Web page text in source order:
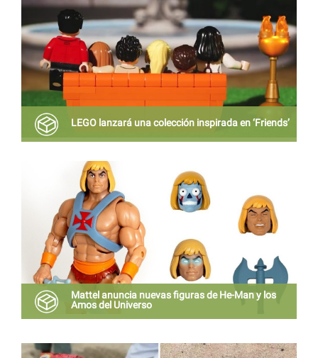
LEGO lanzará una colección inspirada en ‘Friends’
versiones LEGO.
Mattel anuncia nuevas figuras de He-Man y los
Amos del Universo